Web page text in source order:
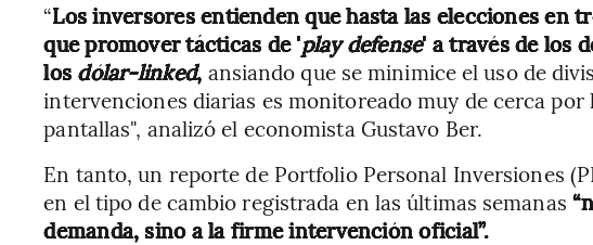
“Los inversores entienden que hasta las elecciones en
que promover tácticas de 'play defense' a través de los
los dólar-linked, ansiando que se minimice el uso de
intervenciones diarias es monitoreado muy de cerca por
pantallas", analizó el economista Gustavo Ber.
En tanto, un reporte de Portfolio Personal Inversiones
en el tipo de cambio registrada en las últimas semanas
demanda, sino a la firme intervención oficial”.